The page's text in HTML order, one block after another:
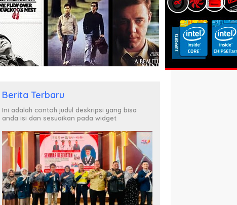
Berita Terbaru
Ini adalah contoh judul deskripsi yang bisa
anda isi dan sesuaikan pada widget